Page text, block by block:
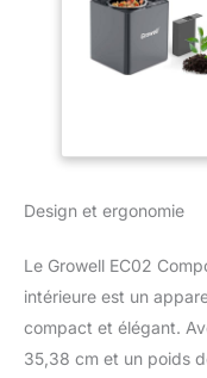
Design et ergonomie
Le Growell EC02
intérieure est un
compact et élégant.
35,38 cm et un poids